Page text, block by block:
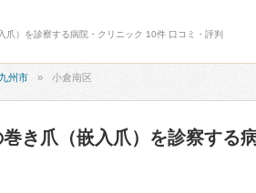
）を診察する病院・クリニック 10件 口コミ・評判
州市 小倉南区
き爪（嵌入爪）を診察する